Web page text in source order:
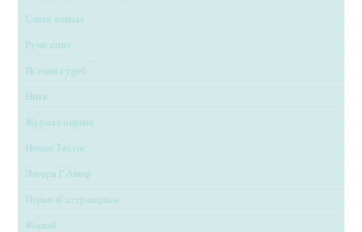
Слава живых
Руно спит
Истина судеб
Нить
Журнал парков
Новое Тестис
Лагеря l' Амор
Парки d' аттракцион
Живой